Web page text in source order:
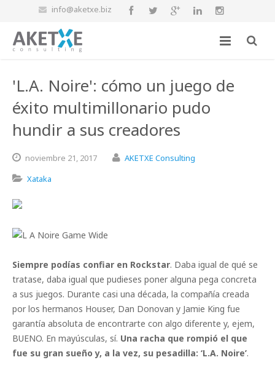
info@aketxe.biz
'L.A. Noire': cómo un juego de
éxito multimillonario pudo
hundir a sus creadores
noviembre 21, 2017
AKETXE Consulting
Xataka
Siempre podías confiar en Rockstar. Daba igual de qué se
tratase, daba igual que pudieses poner alguna pega concreta
a sus juegos. Durante casi una década, la compañía creada
por los hermanos Houser, Dan Donovan y Jamie King fue
garantía absoluta de encontrarte con algo diferente y, ejem,
BUENO. En mayúsculas, sí. Una racha que rompió el que
fue su gran sueño y, a la vez, su pesadilla: ‘L.A. Noire’.